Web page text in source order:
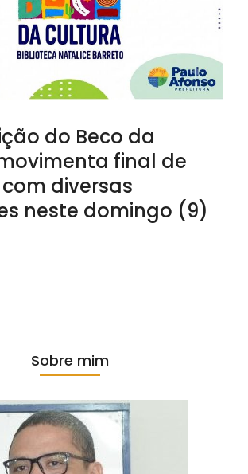
do Beco da
final de
diversas
neste domingo (9)
Sobre mim